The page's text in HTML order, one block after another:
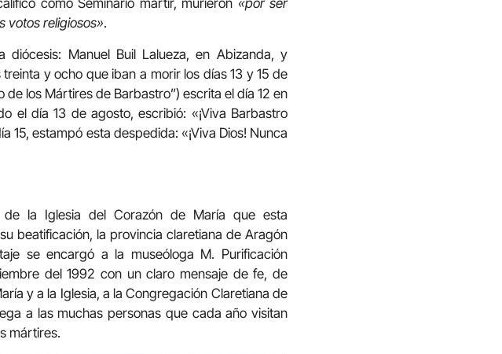
como Seminario mártir, murieron «por ser
votos religiosos».
Manuel Buil Lalueza, en Abizanda, y
y ocho que iban a morir los días 13 y 15 de
los Mártires de Barbastro”) escrita el día 12 en
el día 13 de agosto, escribió: «¡Viva Barbastro
15, estampó esta despedida: «¡Viva Dios! Nunca
la Iglesia del Corazón de María que esta
beatificación, la provincia claretiana de Aragón
se encargó a la museóloga M. Purificación
del 1992 con un claro mensaje de fe, de
y a la Iglesia, a la Congregación Claretiana de
a las muchas personas que cada año visitan
mártires.